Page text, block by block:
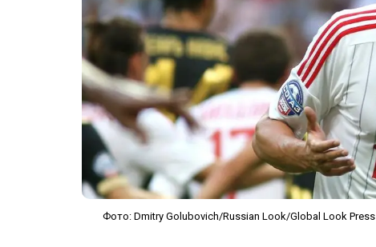
Фото: Dmitry Golubovich/Russian Look/Global Look Press